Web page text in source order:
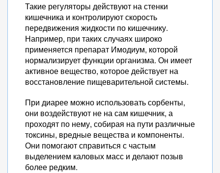
Такие регуляторы действуют на стенки
кишечника и контролируют скорость
передвижения жидкости по кишечнику.
Например, при таких случаях широко
применяется препарат Имодиум, которой
нормализирует функции организма. Он имеет
активное вещество, которое действует на
восстановление пищеварительной системы.
При диарее можно использовать сорбенты,
они воздействуют не на сам кишечник, а
проходят по нему, собирая на пути различные
токсины, вредные вещества и компоненты.
Они помогают справиться с частым
выделением каловых масс и делают позыв
более редким.